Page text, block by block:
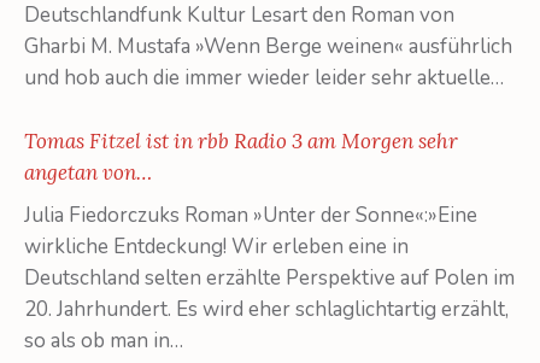
Deutschlandfunk Kultur Lesart den Roman von
Gharbi M. Mustafa »Wenn Berge weinen« ausführlich
und hob auch die immer wieder leider sehr aktuelle…
Tomas Fitzel ist in rbb Radio 3 am Morgen sehr
angetan von…
Julia Fiedorczuks Roman »Unter der Sonne«:»Eine
wirkliche Entdeckung! Wir erleben eine in
Deutschland selten erzählte Perspektive auf Polen im
20. Jahrhundert. Es wird eher schlaglichtartig erzählt,
so als ob man in…